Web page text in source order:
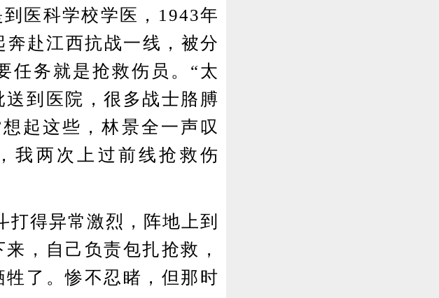
医科学校学医，1943年
赴江西抗战一线，被分
任务就是抢救伤员。“太
到医院，很多战士胳膊
起这些，林景全一声叹
我两次上过前线抢救伤
得异常激烈，阵地上到
，自己负责包扎抢救，
了。惨不忍睹，但那时